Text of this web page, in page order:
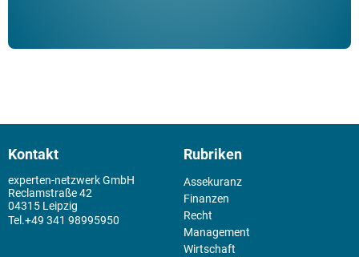
Kontakt
experten-netzwerk GmbH
Reclamstraße 42
04315 Leipzig
+49 341 98995950
Rubriken
Assekuranz
Finanzen
Recht
Management
Wirtschaft